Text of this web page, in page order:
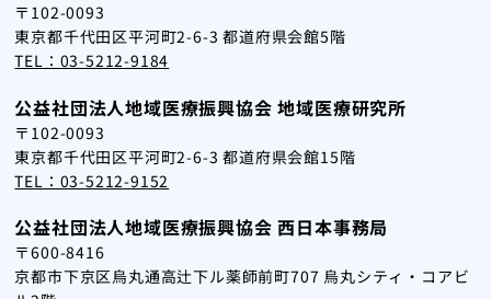
〒102-0093
東京都千代田区平河町2-6-3 都道府県会館5階
TEL：03-5212-9184
公益社団法人地域医療振興協会 地域医療研究所
〒102-0093
東京都千代田区平河町2-6-3 都道府県会館15階
TEL：03-5212-9152
公益社団法人地域医療振興協会 西日本事務局
〒600-8416
京都市下京区烏丸通高辻下ル薬師前町707 烏丸シティ・コアビ